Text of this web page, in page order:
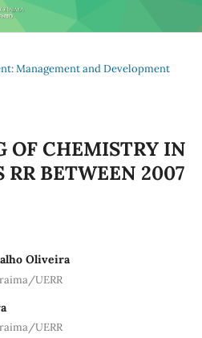
Management and Development
OF CHEMISTRY IN
RR BETWEEN 2007
Oliveira
UERR
UERR